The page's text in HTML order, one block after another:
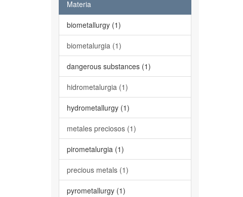
Materia
biometallurgy (1)
biometalurgia (1)
dangerous substances (1)
hidrometalurgia (1)
hydrometallurgy (1)
metales preciosos (1)
pirometalurgia (1)
precious metals (1)
pyrometallurgy (1)